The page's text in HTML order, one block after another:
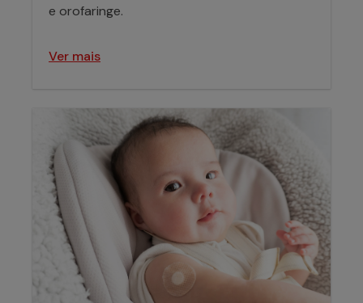
e orofaringe.
Ver mais